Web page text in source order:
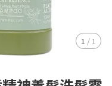
1 / 1